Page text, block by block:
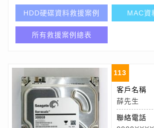
HDD硬碟資料救援案例 MAC資
所有救援案例總表
113
客戶名稱
薛先生
聯絡電話